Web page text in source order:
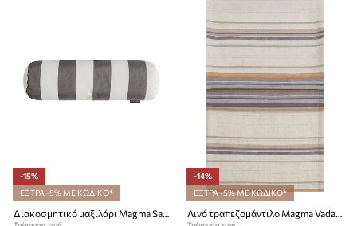
-15%
ΕΞΤΡΑ -5% ΜΕ ΚΩΔΙΚΟ*
Διακοσμητικό μαξιλάρι Magma Santorin 17 x 50 cm
-14%
ΕΞΤΡΑ -5% ΜΕ ΚΩΔΙΚΟ*
Λινό τραπεζομάντιλο Magma Vada 40 x 145 cm